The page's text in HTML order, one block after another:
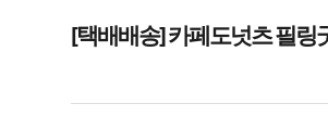
[택배배송] 카페도넛츠 필링